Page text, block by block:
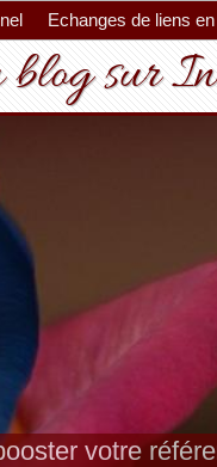
Echanges de liens
blog sur
meilleur